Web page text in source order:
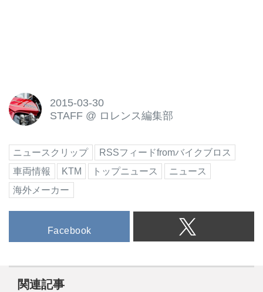
2015-03-30
STAFF @ ロレンス編集部
ニュースクリップ
RSSフィードfromバイクブロス
車両情報
KTM トップニュース
ニュース
海外メーカー
Facebook
関連記事